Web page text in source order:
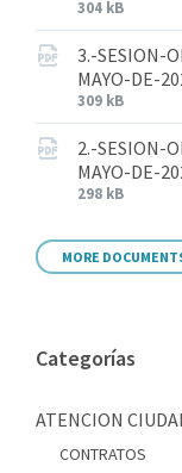
304 kB
3.-SESION-
MAYO-DE-
309 kB
2.-SESION-
MAYO-DE-
298 kB
MORE
Categorías
ATENCION
CONTRATOS